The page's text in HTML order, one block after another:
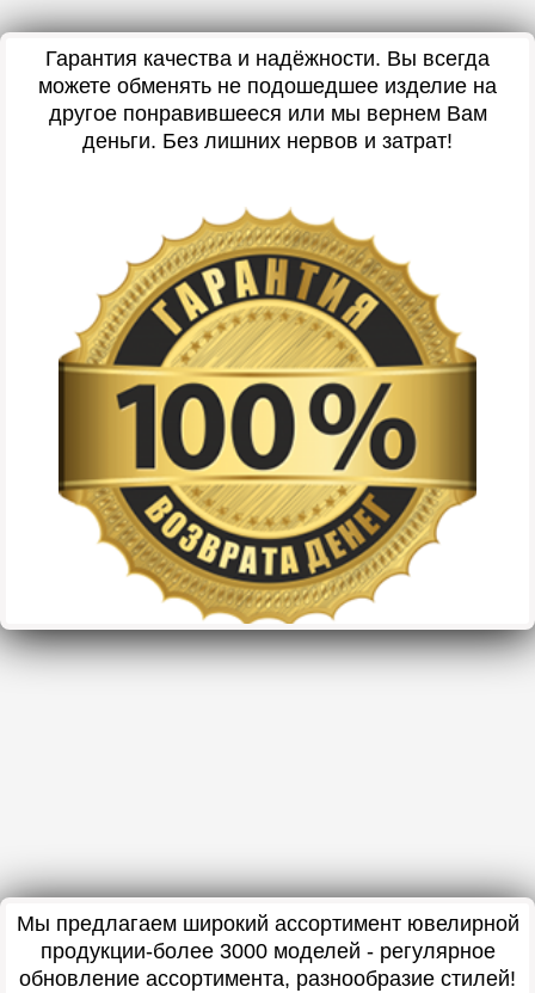
Гарантия качества и надёжности. Вы всегда
можете обменять не подошедшее изделие на
другое понравившееся или мы вернем Вам
деньги. Без лишних нервов и затрат!
Мы предлагаем широкий ассортимент ювелирной
продукции-более 3000 моделей - регулярное
обновление ассортимента, разнообразие стилей!